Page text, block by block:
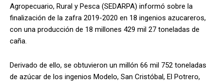
Agropecuario, Rural y Pesca (SEDARPA) informó sobre la
finalización de la zafra 2019-2020 en 18 ingenios azucareros,
con una producción de 18 millones 429 mil 27 toneladas de
caña.
Derivado de ello, se obtuvieron un millón 66 mil 752 toneladas
de azúcar de los ingenios Modelo, San Cristóbal, El Potrero,